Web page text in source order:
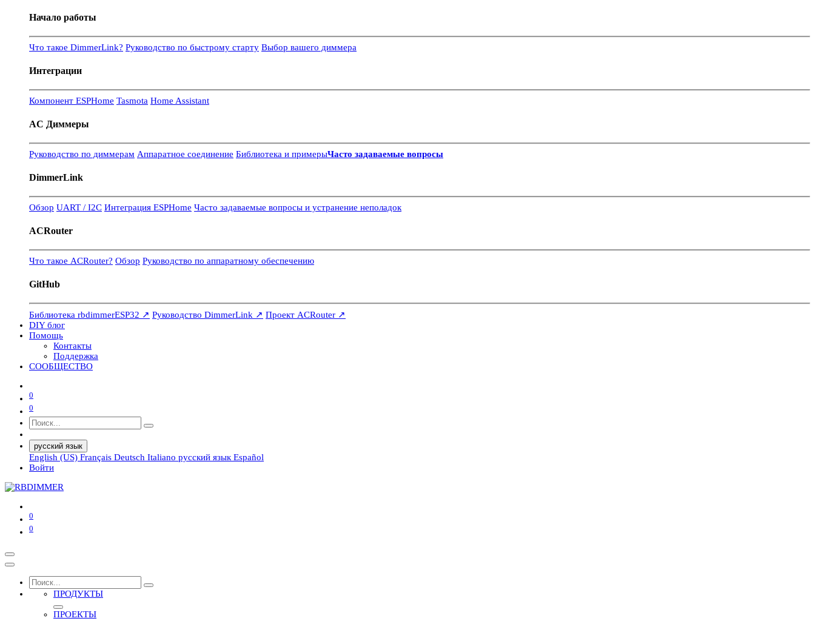
Начало работы
Что такое DimmerLink? Руководство по быстрому старту Выбор вашего диммера
Интеграции
Компонент ESPHome Tasmota Home Assistant
AC Диммеры
Руководство по диммерам Аппаратное соединение Библиотека и примерыЧасто задаваемые вопросы
DimmerLink
Обзор UART / I2C Интеграция ESPHome Часто задаваемые вопросы и устранение неполадок
ACRouter
Что такое ACRouter? Обзор Руководство по аппаратному обеспечению
GitHub
Библиотека rbdimmerESP32 ↗ Руководство DimmerLink ↗ Проект ACRouter ↗
DIY блог
Помощь
Контакты
Поддержка
СООБЩЕСТВО
0
0
русский язык
English (US) Français Deutsch Italiano русский язык Español
Войти
0
0
ПРОДУКТЫ
ПРОЕКТЫ